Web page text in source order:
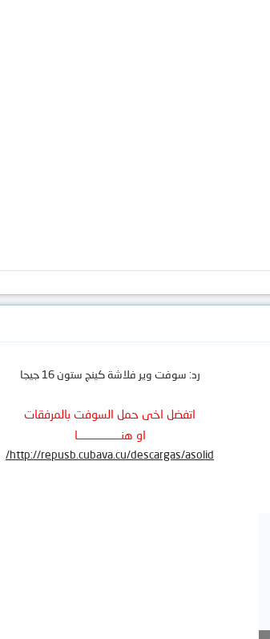
رد: سوفت وير فلاشة كينج ستون 16 جيجا
اتفضل اخى حمل السوفت بالمرفقات
او هنــــــــــــــــــا
http://repusb.cubava.cu/descargas/asolid/